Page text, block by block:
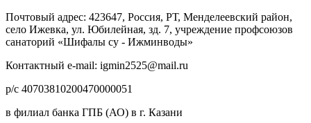
Почтовый адрес: 423647, Россия, РТ, Менделеевский район,
село Ижевка, ул. Юбилейная, зд. 7, учреждение профсоюзов
санаторий «Шифалы су - Ижминводы»
Контактный e-mail: igmin2525@mail.ru
р/с 40703810200470000051
в филиал банка ГПБ (АО) в г. Казани